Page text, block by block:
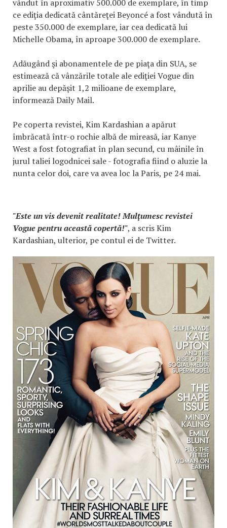
vândut în aproximativ 500.000 de exemplare, în timp
ce ediţia dedicată cântăreţei Beyoncé a fost vândută în
peste 350.000 de exemplare, iar cea dedicată lui
Michelle Obama, în aproape 300.000 de exemplare.
Adăugând şi abonamentele de pe piaţa din SUA, se
estimează că vânzările totale ale ediţiei Vogue din
aprilie au depăşit 1,2 milioane de exemplare,
informează Daily Mail.
Pe coperta revistei, Kim Kardashian a apărut
îmbrăcată într-o rochie albă de mireasă, iar Kanye
West a fost fotografiat în plan secund, cu mâinile în
jurul taliei logodnicei sale - fotografia fiind o aluzie la
nunta celor doi, care va avea loc la Paris, pe 24 mai.
"Este un vis devenit realitate! Mulţumesc revistei
Vogue pentru această copertă!", a scris Kim
Kardashian, ulterior, pe contul ei de Twitter.